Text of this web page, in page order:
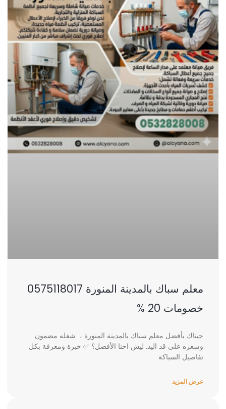
معلم سباك بالمدينة المنورة 0575118017
خصومات 20 %
جيناك بأفضل معلم سباك بالمدينة المنورة ، شغله مضمون
وسعره على قد اليد. ليش احنا الأفضل؟ ✅ خبرة ومعرفة بكل
تفاصيل السباكة
عرض المزيد